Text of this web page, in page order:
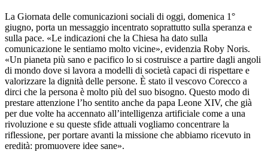
La Giornata delle comunicazioni sociali di oggi, domenica 1°
giugno, porta un messaggio incentrato soprattutto sulla speranza e
sulla pace. «Le indicazioni che la Chiesa ha dato sulla
comunicazione le sentiamo molto vicine», evidenzia Roby Noris.
«Un pianeta più sano e pacifico lo si costruisce a partire dagli angoli
di mondo dove si lavora a modelli di società capaci di rispettare e
valorizzare la dignità delle persone. È stato il vescovo Corecco a
dirci che la persona è molto più del suo bisogno. Questo modo di
prestare attenzione l’ho sentito anche da papa Leone XIV, che già
per due volte ha accennato all’intelligenza artificiale come a una
rivoluzione e su queste sfide attuali vogliamo concentrare la
riflessione, per portare avanti la missione che abbiamo ricevuto in
eredità: promuovere idee sane».